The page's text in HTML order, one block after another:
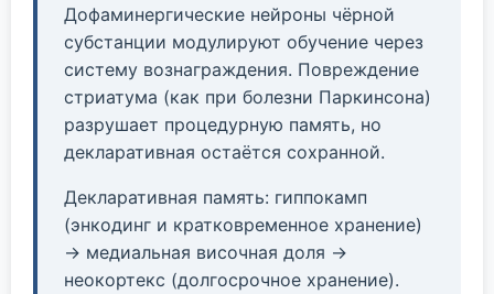
Дофаминергические нейроны чёрной
субстанции модулируют обучение через
систему вознаграждения. Повреждение
стриатума (как при болезни Паркинсона)
разрушает процедурную память, но
декларативная остаётся сохранной.
Декларативная память: гиппокамп
(энкодинг и кратковременное хранение)
→ медиальная височная доля →
неокортекс (долгосрочное хранение).